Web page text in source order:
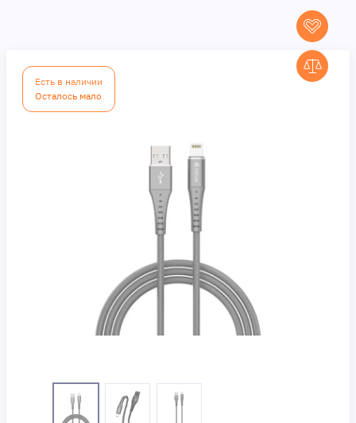
Есть в наличии
Осталось мало